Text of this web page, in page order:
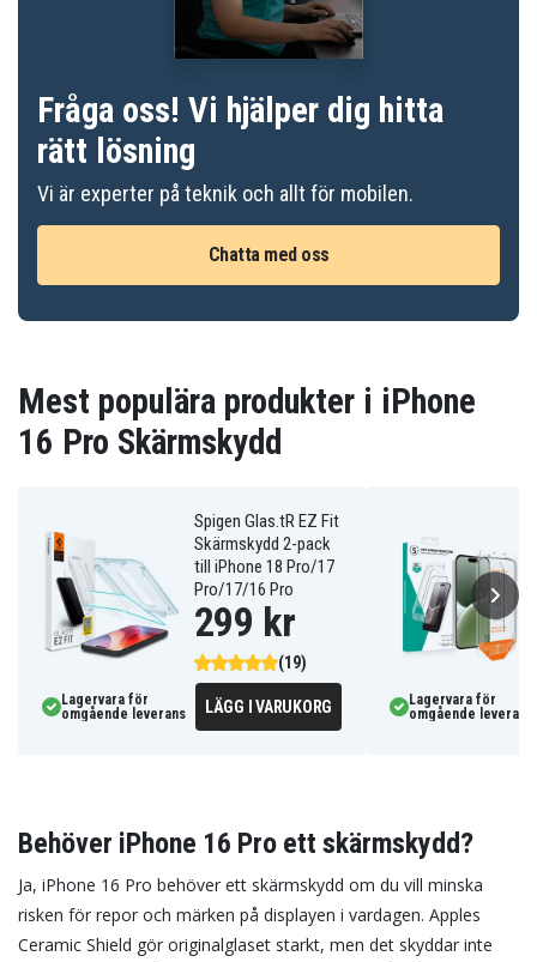
Fråga oss! Vi hjälper dig hitta
rätt lösning
Vi är experter på teknik och allt för mobilen.
Chatta med oss
Mest populära produkter i iPhone
16 Pro Skärmskydd
Spigen Glas.tR EZ Fit
Skärmskydd 2-pack
till iPhone 18 Pro/17
Pro/17/16 Pro
(19)
299 kr
Lagervara för
omgående leverans
LÄGG I VARUKORG
Lagervara för
omgående leverans
Behöver iPhone 16 Pro ett skärmskydd?
Ja, iPhone 16 Pro behöver ett skärmskydd om du vill minska
risken för repor och märken på displayen i vardagen. Apples
Ceramic Shield gör originalglaset starkt, men det skyddar inte